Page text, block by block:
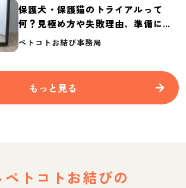
保護犬・保護猫のトライアルって
何？見極め方や失敗理由、準備に必
要なものを紹介
ペトコトお結び事務局
もっと見る
ペトコトお結びの